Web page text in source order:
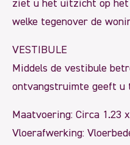
ziet u het uitzicht op
welke tegenover de
VESTIBULE
Middels de vestibule
ontvangstruimte geeft u
Maatvoering: Circa 1.23
Vloerafwerking: